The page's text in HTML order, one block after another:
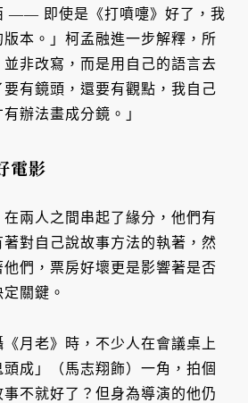
—— 即使是《打噴嚏》好了，我
本。」柯孟融進一步解釋，所
非改寫，而是用自己的語言去
有鏡頭，還要有觀點，我自己
辦法畫成分鏡。」
電影
兩人之間串起了緣分，他們有
對自己說故事方法的執著，然
們，票房好壞更是影響著是否
關鍵。
月老》時，不少人在會議桌上
成」（馬志翔飾）一角，拍個
不就好了？但身為導演的他仍